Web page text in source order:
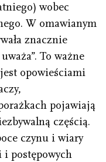
wobec
W omawianym
znacznie
To ważne
opowieściami
pojawiają
częścią.
czynu i wiary
postępowych